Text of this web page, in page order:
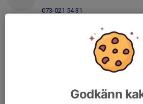
073-021 54 31
Mobil visas bara för inloggade
Björn Sandberg
Godkänn